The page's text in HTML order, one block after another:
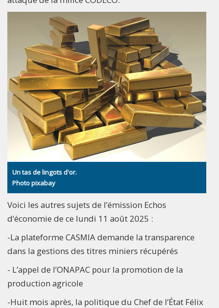
Un tas de lingots d'or.
Photo pixabay
Voici les autres sujets de l’émission Echos
d’économie de ce lundi 11 août 2025 :
-La plateforme CASMIA demande la transparence
dans la gestions des titres miniers récupérés
- L’appel de l’ONAPAC pour la promotion de la
production agricole
-Huit mois après, la politique du Chef de l’État Félix